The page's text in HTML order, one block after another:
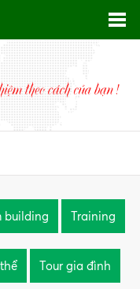
building Training
Tour gia đình